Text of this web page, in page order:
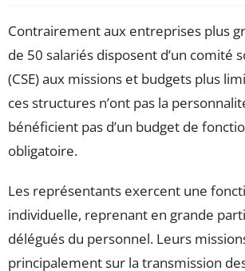
Contrairement aux entreprises plus
de 50 salariés disposent d’un comité
(CSE) aux missions et budgets plus
ces structures n’ont pas la
bénéficient pas d’un budget de
obligatoire.
Les représentants exercent une
individuelle, reprenant en grande
délégués du personnel. Leurs
principalement sur la transmission